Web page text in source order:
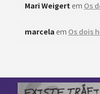
Mari Weigert em Os
marcela em Os dois